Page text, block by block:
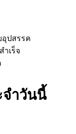
อุปสรรค
ำเร็จ
จำวันนี้